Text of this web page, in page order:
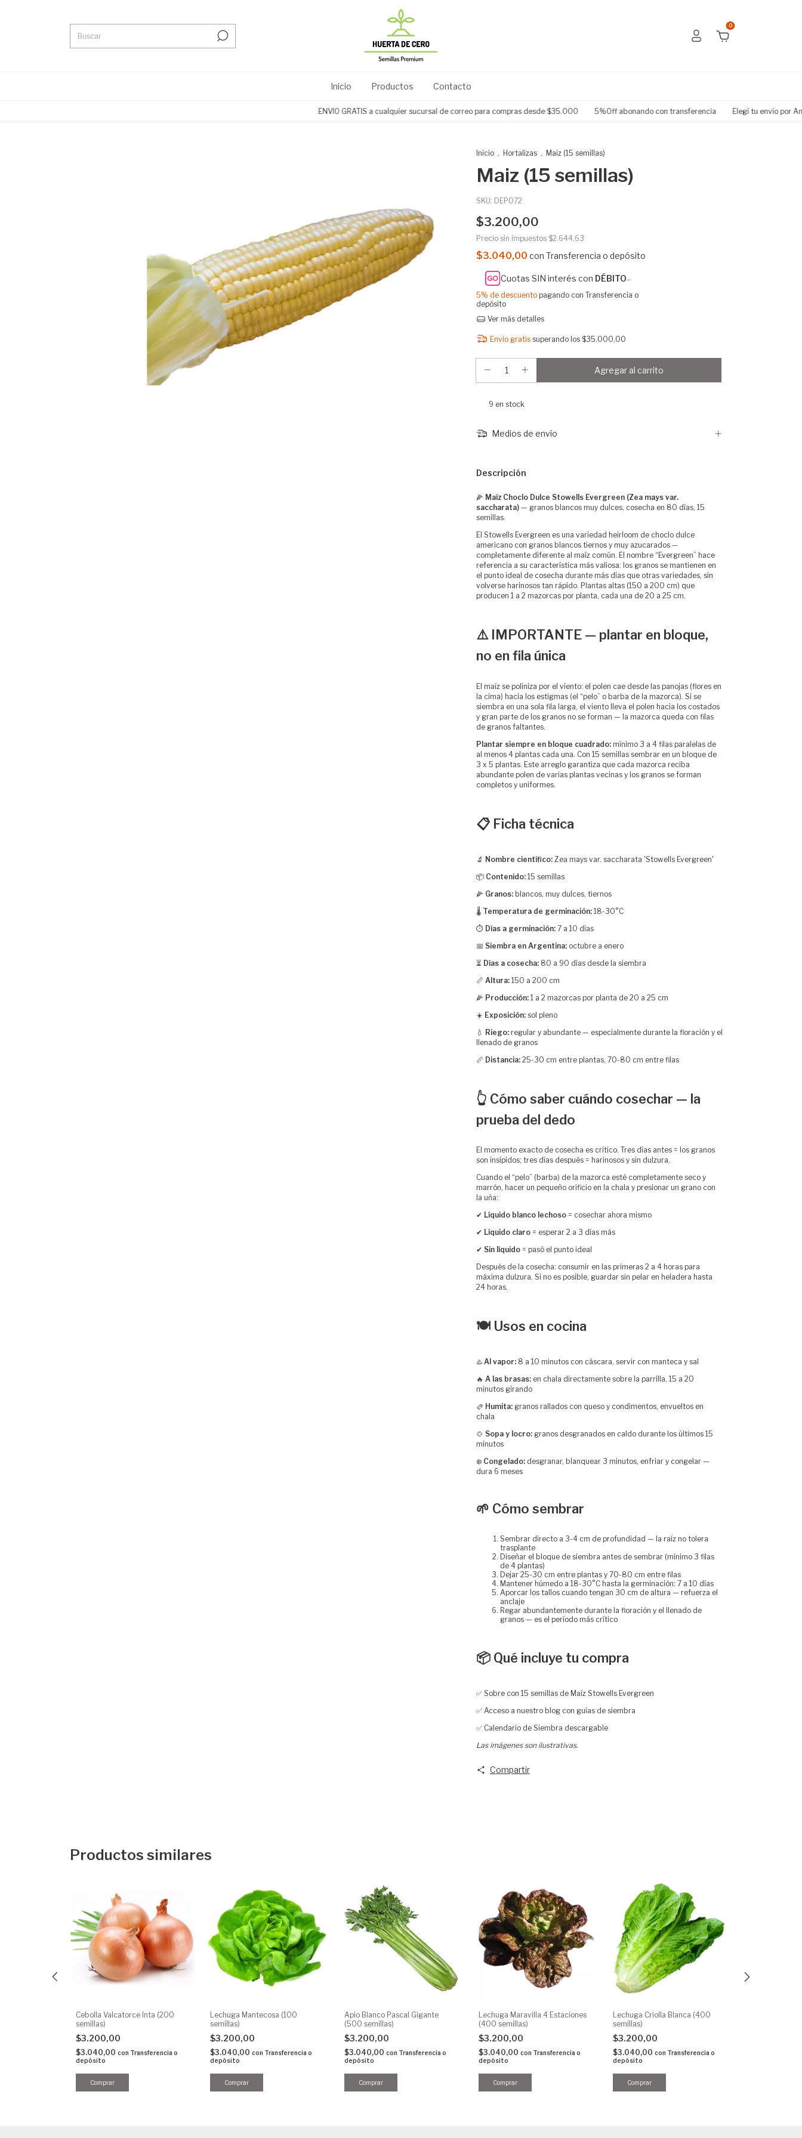
0
Inicio Productos Contacto
ENVIO GRATIS a cualquier sucursal de correo para compras desde $35.000 5%Off abonando con transferencia Elegí tu envío por Andreani
Inicio . Hortalizas . Maiz (15 semillas)
Maiz (15 semillas)
SKU: DEP072
$3.200,00
Precio sin impuestos $2.644,63
$3.040,00 con Transferencia o depósito
Cuotas SIN interés con DÉBITO
5% de descuento pagando con Transferencia o
depósito
Ver más detalles
Envío gratis superando los $35.000,00
9 en stock
Medios de envío
Descripción
🌽 Maíz Choclo Dulce Stowells Evergreen (Zea mays var.
saccharata) — granos blancos muy dulces, cosecha en 80 días, 15
semillas.
El Stowells Evergreen es una variedad heirloom de choclo dulce
americano con granos blancos tiernos y muy azucarados —
completamente diferente al maíz común. El nombre “Evergreen” hace
referencia a su característica más valiosa: los granos se mantienen en
el punto ideal de cosecha durante más días que otras variedades, sin
volverse harinosos tan rápido. Plantas altas (150 a 200 cm) que
producen 1 a 2 mazorcas por planta, cada una de 20 a 25 cm.
⚠️ IMPORTANTE — plantar en bloque,
no en fila única
El maíz se poliniza por el viento: el polen cae desde las panojas (flores en
la cima) hacia los estigmas (el “pelo” o barba de la mazorca). Si se
siembra en una sola fila larga, el viento lleva el polen hacia los costados
y gran parte de los granos no se forman — la mazorca queda con filas
de granos faltantes.
Plantar siempre en bloque cuadrado: mínimo 3 a 4 filas paralelas de
al menos 4 plantas cada una. Con 15 semillas sembrar en un bloque de
3 x 5 plantas. Este arreglo garantiza que cada mazorca reciba
abundante polen de varias plantas vecinas y los granos se forman
completos y uniformes.
📋 Ficha técnica
🔬 Nombre científico: Zea mays var. saccharata 'Stowells Evergreen'
📦 Contenido: 15 semillas
🌽 Granos: blancos, muy dulces, tiernos
🌡️ Temperatura de germinación: 18-30°C
⏱️ Días a germinación: 7 a 10 días
📅 Siembra en Argentina: octubre a enero
⏳ Días a cosecha: 80 a 90 días desde la siembra
📏 Altura: 150 a 200 cm
🌽 Producción: 1 a 2 mazorcas por planta de 20 a 25 cm
☀️ Exposición: sol pleno
💧 Riego: regular y abundante — especialmente durante la floración y el
llenado de granos
📏 Distancia: 25-30 cm entre plantas, 70-80 cm entre filas
👆 Cómo saber cuándo cosechar — la
prueba del dedo
El momento exacto de cosecha es crítico. Tres días antes = los granos
son insípidos; tres días después = harinosos y sin dulzura.
Cuando el “pelo” (barba) de la mazorca esté completamente seco y
marrón, hacer un pequeño orificio en la chala y presionar un grano con
la uña:
✔ Líquido blanco lechoso = cosechar ahora mismo
✔ Líquido claro = esperar 2 a 3 días más
✔ Sin líquido = pasó el punto ideal
Después de la cosecha: consumir en las primeras 2 a 4 horas para
máxima dulzura. Si no es posible, guardar sin pelar en heladera hasta
24 horas.
🍽️ Usos en cocina
♨️ Al vapor: 8 a 10 minutos con cáscara, servir con manteca y sal
🔥 A las brasas: en chala directamente sobre la parrilla, 15 a 20
minutos girando
🫔 Humita: granos rallados con queso y condimentos, envueltos en
chala
🍲 Sopa y locro: granos desgranados en caldo durante los últimos 15
minutos
❄️ Congelado: desgranar, blanquear 3 minutos, enfriar y congelar —
dura 6 meses
🌱 Cómo sembrar
Sembrar directo a 3-4 cm de profundidad — la raíz no tolera
trasplante
Diseñar el bloque de siembra antes de sembrar (mínimo 3 filas
de 4 plantas)
Dejar 25-30 cm entre plantas y 70-80 cm entre filas
Mantener húmedo a 18-30°C hasta la germinación: 7 a 10 días
Aporcar los tallos cuando tengan 30 cm de altura — refuerza el
anclaje
Regar abundantemente durante la floración y el llenado de
granos — es el período más crítico
📦 Qué incluye tu compra
✅ Sobre con 15 semillas de Maíz Stowells Evergreen
✅ Acceso a nuestro blog con guías de siembra
✅ Calendario de Siembra descargable
Las imágenes son ilustrativas.
Compartir
Productos similares
Cebolla Valcatorce Inta (200
semillas)
$3.200,00
$3.040,00 con Transferencia o
depósito
Lechuga Mantecosa (100
semillas)
$3.200,00
$3.040,00 con Transferencia o
depósito
Apio Blanco Pascal Gigante
(500 semillas)
$3.200,00
$3.040,00 con Transferencia o
depósito
Lechuga Maravilla 4 Estaciones
(400 semillas)
$3.200,00
$3.040,00 con Transferencia o
depósito
Lechuga Criolla Blanca (400
semillas)
$3.200,00
$3.040,00 con Transferencia o
depósito